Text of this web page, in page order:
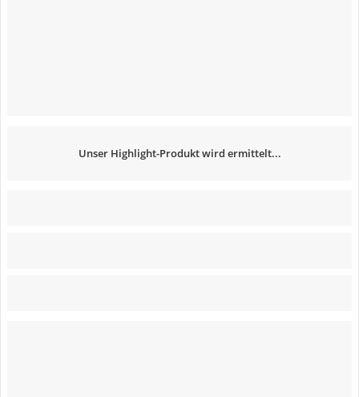
Unser Highlight-Produkt wird ermittelt...